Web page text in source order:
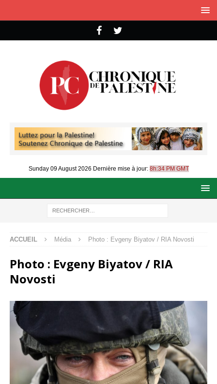
Sunday 09 August 2026 Dernière mise à jour: 8h:34 PM GMT
ACCUEIL Média Photo : Evgeny Biyatov / RIA Novosti
Photo : Evgeny Biyatov / RIA
Novosti